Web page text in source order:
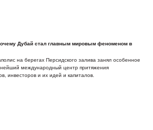
Дубай стал главным мировым феноменом в
на берегах Персидского залива занял особенное
международный центр притяжения
инвесторов и их идей и капиталов.